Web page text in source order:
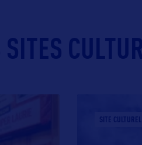
SITES
SITE CULTUREL